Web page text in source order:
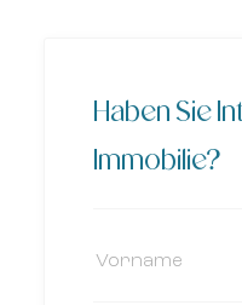
Haben Sie
Immobilie?